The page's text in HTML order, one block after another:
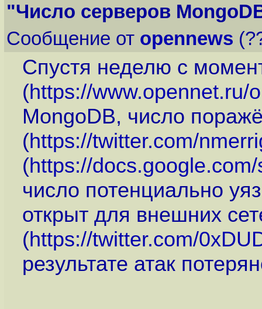
"Число серверов
Сообщение от opennews
Спустя неделю с
(https://www.opennet.ru/
MongoDB, число
(https://twitter.com/
(https://
число потенциально
открыт для внешних
(https://twitter.com/
результате атак